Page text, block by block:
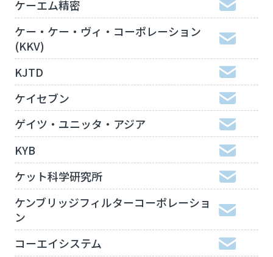
ケーエム精密
ケー・ケー・ヴィ・コーポレーション
(KKV)
KJTD
ケイセブン
ゲイツ・ユニッタ・アジア
KYB
ケット科学研究所
ケンブリッジフィルターコーポレーショ
ン
コーエイシステム